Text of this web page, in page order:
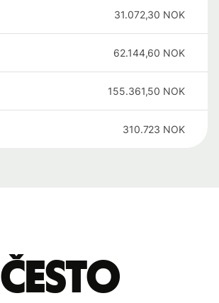
31.072,30 NOK
62.144,60 NOK
155.361,50 NOK
310.723 NOK
Često